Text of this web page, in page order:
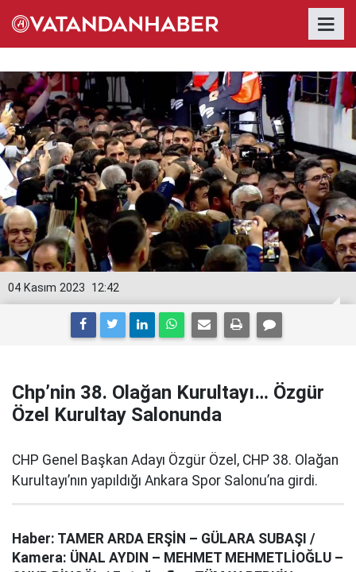
12:42
04 Kasım 2023
Chp’nin 38. Olağan Kurultayı… Özgür
Özel Kurultay Salonunda
CHP Genel Başkan Adayı Özgür Özel, CHP 38. Olağan
Kurultayı’nın yapıldığı Ankara Spor Salonu’na girdi.
Haber: TAMER ARDA ERŞİN – GÜLARA SUBAŞI /
Kamera: ÜNAL AYDIN – MEHMET MEHMETLİOĞLU –